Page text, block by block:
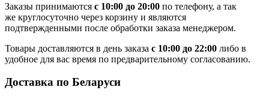
Заказы принимаются с 10:00 до 20:00 по телефону, а так
же круглосуточно через корзину и являются
подтвержденными после обработки заказа менеджером.
Товары доставляются в день заказа с 10:00 до 22:00 либо в
удобное для вас время по предварительному согласованию.
Доставка по Беларуси